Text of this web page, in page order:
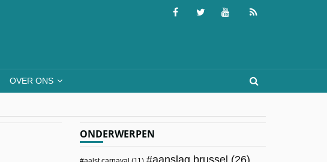
OVER ONS
ONDERWERPEN
aanslag brussel (26)